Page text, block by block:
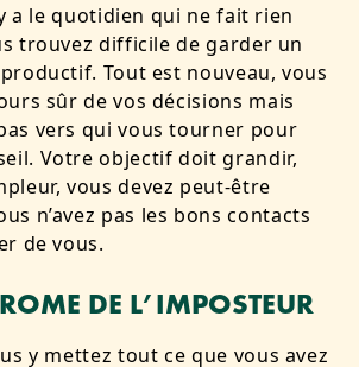
a le quotidien qui ne fait rien
trouvez difficile de garder un
Tout est nouveau, vous
sûr de vos décisions mais
vers qui vous tourner pour
Votre objectif doit grandir,
vous devez peut-être
n’avez pas les bons contacts
de vous.
DE L’IMPOSTEUR
y mettez tout ce que vous avez